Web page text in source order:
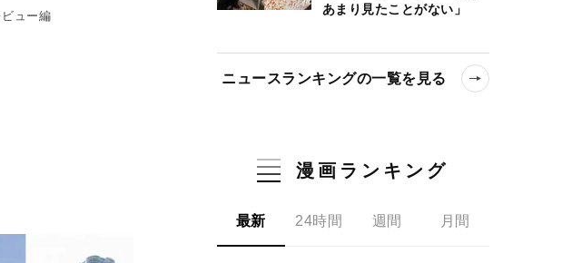
ュー編
あまり見たことがない」
ニュースランキングの一覧を見る
漫画ランキング
最新 24時間 週間 月間